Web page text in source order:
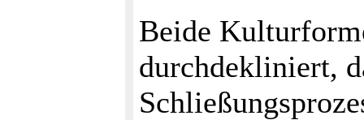
Beide
durchdekliniert,